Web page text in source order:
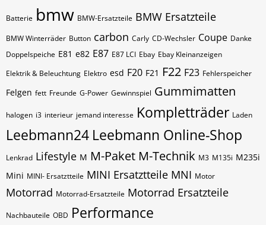
Batterie bmw BMW-Ersatzteile BMW Ersatzteile
BMW Winterräder Button carbon Carly CD-Wechsler Coupe Danke
Doppelspeiche E81 e82 E87 E87 LCI Ebay Ebay Kleinanzeigen
Elektrik & Beleuchtung Elektro esd F20 F21 F22 F23 Fehlerspeicher
Felgen fett Freunde G-Power Gewinnspiel Gummimatten
halogen i3 interieur jemand interesse Kompletträder Laden
Leebmann24 Leebmann Online-Shop
Lenkrad Lifestyle M M-Paket M-Technik M3 M135i M235i
Mini MINI- Ersatztteile MINI Ersatztteile MNI Motor
Motorrad Motorrad-Ersatzteile Motorrad Ersatzteile
Nachbauteile OBD Performance